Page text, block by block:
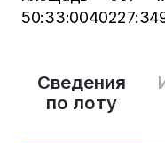
Сведения
по лоту